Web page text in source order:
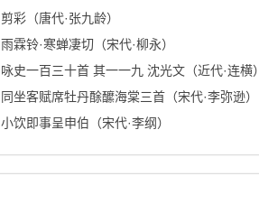
剪彩（唐代·张九龄）
雨霖铃·寒蝉凄切（宋代·柳永）
咏史一百三十首 其一一九 沈光文（近代·连横）
同坐客赋席牡丹酴醿海棠三首（宋代·李弥逊）
小饮即事呈申伯（宋代·李纲）